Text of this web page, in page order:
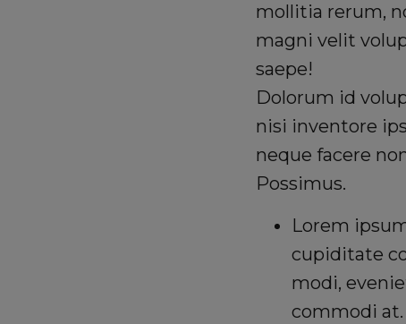
mollitia rerum,
magni velit
saepe!
Dolorum id
nisi inventore
neque facere
Possimus.
Lorem
cupiditate
modi,
commodi at.